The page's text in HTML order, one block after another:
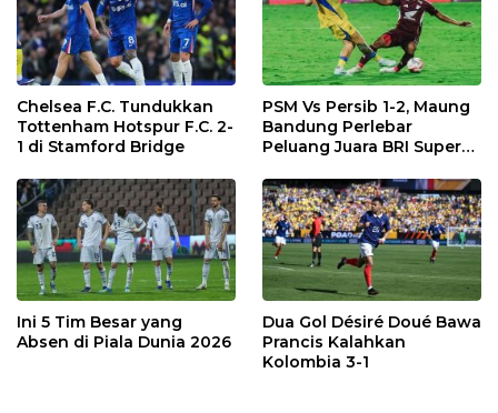
Chelsea F.C. Tundukkan
Tottenham Hotspur F.C. 2-
1 di Stamford Bridge
PSM Vs Persib 1-2, Maung
Bandung Perlebar
Peluang Juara BRI Super
Ini 5 Tim Besar yang
Absen di Piala Dunia 2026
Dua Gol Désiré Doué Bawa
Prancis Kalahkan
Kolombia 3-1